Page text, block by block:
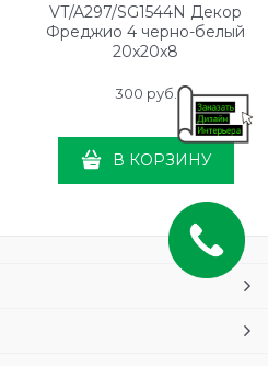
VT/A297/SG1544N Декор
Фреджио 4 черно-белый
20x20x8
300 руб.
В КОРЗИНУ